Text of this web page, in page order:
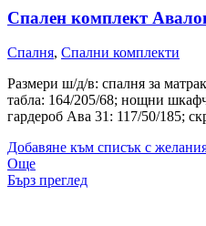
Спален комплект
Спалня, Спални комплекти
Размери ш/д/в: спалня за
табла: 164/205/68; нощни
гардероб Ава 31: 117/50/185;
Добавяне към списък с
Още
Бърз преглед